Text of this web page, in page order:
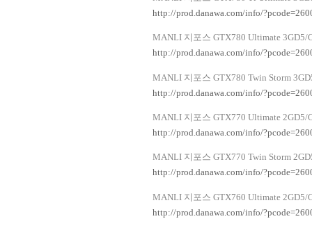
http://prod.danawa.com/info/
MANLI 지포스 GTX780 Ultimate 3GD5/
http://prod.danawa.com/info/
MANLI 지포스 GTX780 Twin Storm
http://prod.danawa.com/info/
MANLI 지포스 GTX770 Ultimate 2GD5/
http://prod.danawa.com/info/
MANLI 지포스 GTX770 Twin Storm
http://prod.danawa.com/info/
MANLI 지포스 GTX760 Ultimate 2GD5/
http://prod.danawa.com/info/